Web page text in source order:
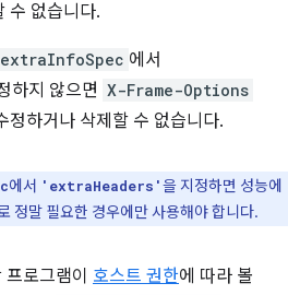
수 없습니다.
에서
하지 않으면 X-Frame-Options
정하거나 삭제할 수 없습니다.
에서 'extraHeaders'을 지정하면 성능에
정말 필요한 경우에만 사용해야 합니다.
로그램이 호스트 권한에 따라 볼